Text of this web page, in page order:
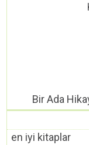
Bir Ada
en iyi kitaplar